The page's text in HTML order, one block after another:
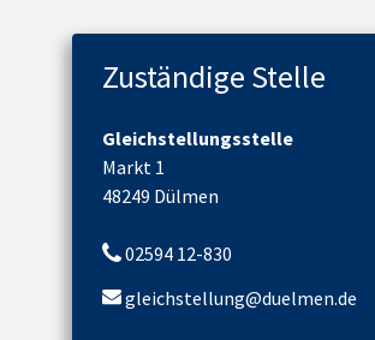
Zuständige Stelle
Gleichstellungsstelle
Markt 1
48249 Dülmen
02594 12-830
gleichstellung@duelmen.de